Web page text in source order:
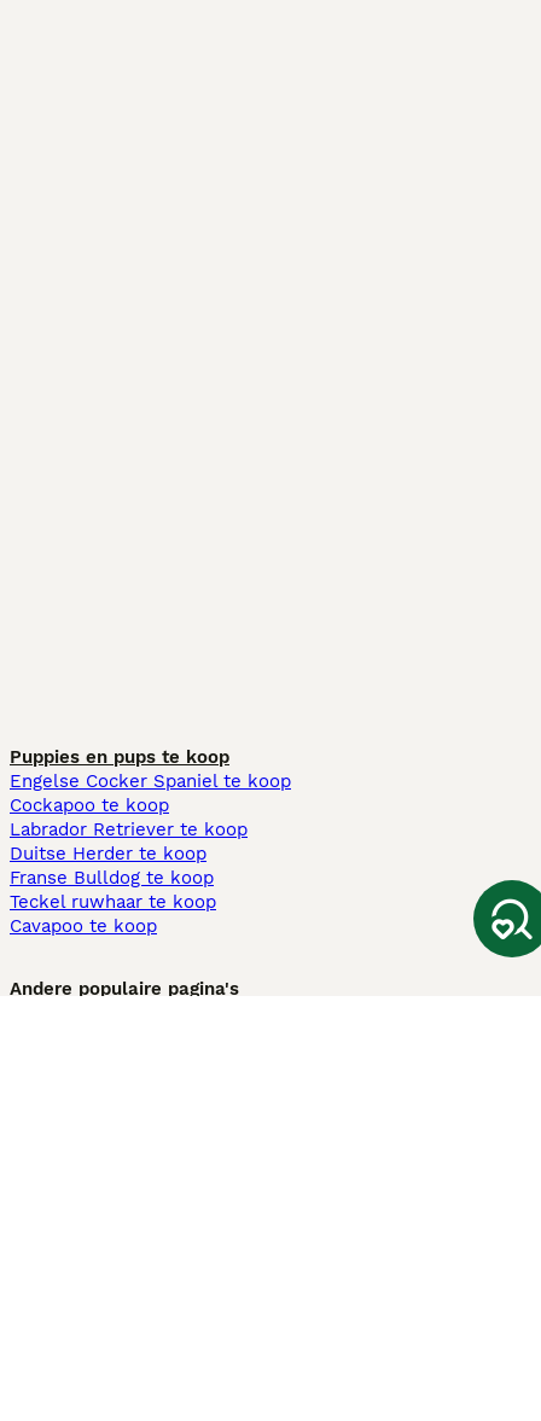
Puppies en pups te koop
Engelse Cocker Spaniel te koop
Cockapoo te koop
Labrador Retriever te koop
Duitse Herder te koop
Franse Bulldog te koop
Teckel ruwhaar te koop
Cavapoo te koop
Andere populaire pagina's